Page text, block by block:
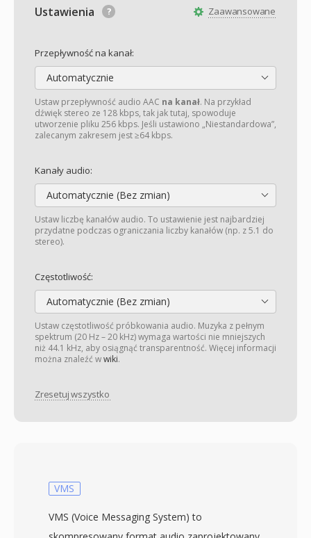
Zaawansowane
Ustawienia
Przepływność na kanał:
Automatycznie
Ustaw przepływność audio AAC na kanał. Na przykład
dźwięk stereo ze 128 kbps, tak jak tutaj, spowoduje
utworzenie pliku 256 kbps. Jeśli ustawiono „Niestandardowa”,
zalecanym zakresem jest ≥64 kbps.
Kanały audio:
Automatycznie (Bez zmian)
Ustaw liczbę kanałów audio. To ustawienie jest najbardziej
przydatne podczas ograniczania liczby kanałów (np. z 5.1 do
stereo).
Częstotliwość:
Automatycznie (Bez zmian)
Ustaw częstotliwość próbkowania audio. Muzyka z pełnym
spektrum (20 Hz – 20 kHz) wymaga wartości nie mniejszych
niż 44.1 kHz, aby osiągnąć transparentność. Więcej informacji
można znaleźć wwiki.
Zresetuj wszystko
VMS
VMS (Voice Messaging System) to